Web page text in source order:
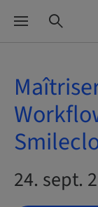
24. sept.